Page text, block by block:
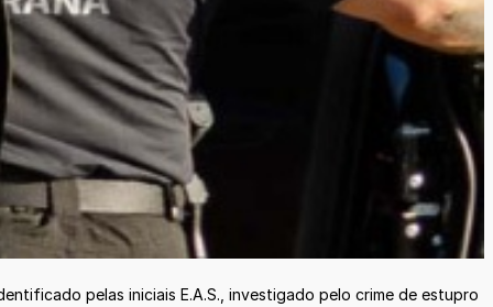
pelas iniciais E.A.S., investigado pelo crime de estupro